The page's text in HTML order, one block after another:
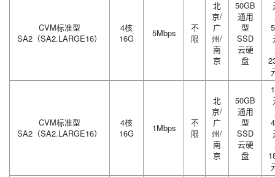
CVM标准型
SA2（SA2.LARGE16）
4核
16G
5Mbps
不
限
北
京/
广
州/
南
京
50GB
通用
型
SSD
云硬
盘
CVM标准型
SA2（SA2.LARGE16）
4核
16G
1Mbps
不
限
北
京/
广
州/
南
京
50GB
通用
型
SSD
云硬
盘